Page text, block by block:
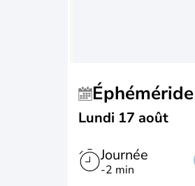
Éphéméride
Lundi 17 août
Journée
-2 min